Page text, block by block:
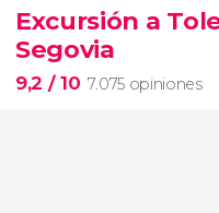
Museos Vaticanos
Pedro
Excursión a
Segovia
9,2 / 10 7.075 opiniones